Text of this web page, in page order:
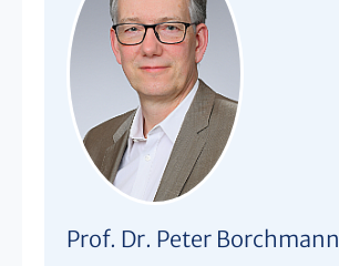
Prof. Dr. Peter Borchmann